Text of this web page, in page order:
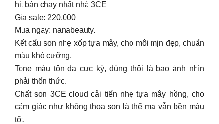
hit bán chạy nhất nhà 3CE
Gía sale: 220.000
Mua ngay: nanabeauty.
Kết cấu son nhẹ xốp tựa mây, cho môi mịn đẹp, chuẩn
màu khó cưỡng.
Tone màu tôn da cực kỳ, dùng thôi là bao ánh nhìn
phải thổn thức.
Chất son 3CE cloud cải tiến nhẹ tựa mây hồng, cho
cảm giác như không thoa son là thế mà vẫn bền màu
tốt.